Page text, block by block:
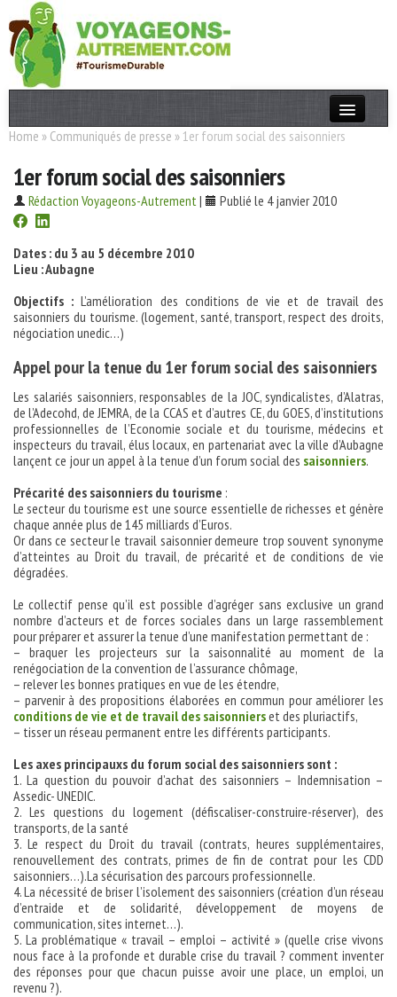
Actualités
T. Responsable
Destinations
Acteurs
Thèmes
Home » Communiqués de presse » 1er forum social des saisonniers
1er forum social des saisonniers
Rédaction Voyageons-Autrement| Publié le 4 janvier 2010
Dates : du 3 au 5 décembre 2010
Lieu : Aubagne
Objectifs : L’amélioration des conditions de vie et de travail des
saisonniers du tourisme. (logement, santé, transport, respect des droits,
négociation unedic…)
Appel pour la tenue du 1er forum social des saisonniers
Les salariés saisonniers, responsables de la JOC, syndicalistes, d’Alatras,
de l’Adecohd, de JEMRA, de la CCAS et d’autres CE, du GOES, d’institutions
professionnelles de l’Economie sociale et du tourisme, médecins et
inspecteurs du travail, élus locaux, en partenariat avec la ville d’Aubagne
lançent ce jour un appel à la tenue d’un forum social des saisonniers.
Précarité des saisonniers du tourisme :
Le secteur du tourisme est une source essentielle de richesses et génère
chaque année plus de 145 milliards d’Euros.
Or dans ce secteur le travail saisonnier demeure trop souvent synonyme
d’atteintes au Droit du travail, de précarité et de conditions de vie
dégradées.
Le collectif pense qu’il est possible d’agréger sans exclusive un grand
nombre d’acteurs et de forces sociales dans un large rassemblement
pour préparer et assurer la tenue d’une manifestation permettant de :
– braquer les projecteurs sur la saisonnalité au moment de la
renégociation de la convention de l’assurance chômage,
– relever les bonnes pratiques en vue de les étendre,
– parvenir à des propositions élaborées en commun pour améliorer les
conditions de vie et de travail des saisonnierset des pluriactifs,
– tisser un réseau permanent entre les différents participants.
Les axes principauxs du forum social des saisonniers sont :
1. La question du pouvoir d’achat des saisonniers – Indemnisation –
Assedic- UNEDIC.
2. Les questions du logement (défiscaliser-construire-réserver), des
transports, de la santé
3. Le respect du Droit du travail (contrats, heures supplémentaires,
renouvellement des contrats, primes de fin de contrat pour les CDD
saisonniers…).La sécurisation des parcours professionnelle.
4. La nécessité de briser l’isolement des saisonniers (création d’un réseau
d’entraide et de solidarité, développement de moyens de
communication, sites internet…).
5. La problématique « travail – emploi – activité » (quelle crise vivons
nous face à la profonde et durable crise du travail ? comment inventer
des réponses pour que chacun puisse avoir une place, un emploi, un
revenu ?).